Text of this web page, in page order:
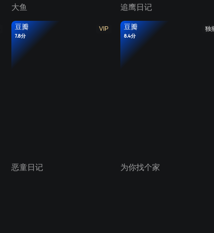
大鱼 追鹰日记
VIP
豆瓣
7.8分
恶童日记
独
豆瓣
8.4分
为你找个家